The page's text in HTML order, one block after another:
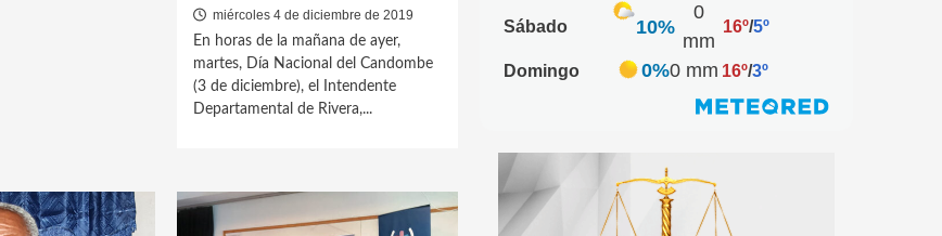
miércoles 4 de diciembre de 2019
En horas de la mañana de ayer,
martes, Día Nacional del Candombe
(3 de diciembre), el Intendente
Departamental de Rivera,...
Sábado 10%
0
mm
16º/5º
Domingo 0%0 mm 16º/3º